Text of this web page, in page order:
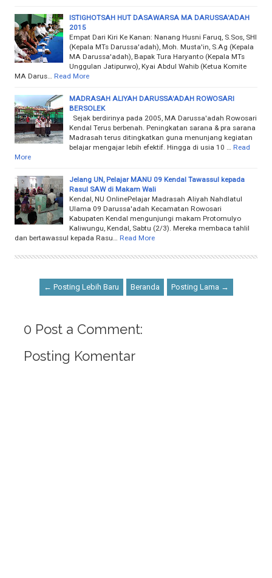
ISTIGHOTSAH HUT DASAWARSA MA DARUSSA'ADAH
2015
Empat Dari Kiri Ke Kanan: Nanang Husni Faruq, S.Sos, SHI
(Kepala MTs Darussa'adah), Moh. Musta'in, S.Ag (Kepala
MA Darussa'adah), Bapak Tura Haryanto (Kepala MTs
Unggulan Jatipurwo), Kyai Abdul Wahib (Ketua Komite
MA Darus…
Read More
MADRASAH ALIYAH DARUSSA'ADAH ROWOSARI
BERSOLEK
Sejak berdirinya pada 2005, MA Darussa'adah Rowosari
Kendal Terus berbenah. Peningkatan sarana & pra sarana
Madrasah terus ditingkatkan guna menunjang kegiatan
belajar mengajar lebih efektif. Hingga di usia 10 …
Read
More
Jelang UN, Pelajar MANU 09 Kendal Tawassul kepada
Rasul SAW di Makam Wali
Kendal, NU OnlinePelajar Madrasah Aliyah Nahdlatul
Ulama 09 Darussa'adah Kecamatan Rowosari
Kabupaten Kendal mengunjungi makam Protomulyo
Kaliwungu, Kendal, Sabtu (2/3). Mereka membaca tahlil
dan bertawassul kepada Rasu…
Read More
← Posting Lebih Baru Beranda Posting Lama →
0 Post a Comment:
Posting Komentar